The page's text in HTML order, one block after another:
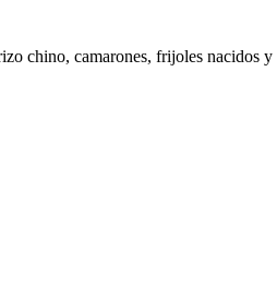
chino, camarones, frijoles nacidos y